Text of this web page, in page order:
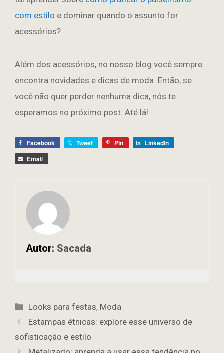
com estilo e dominar quando o assunto for
acessórios?
Além dos acessórios, no nosso blog você sempre
encontra novidades e dicas de moda. Então, se
você não quer perder nenhuma dica, nós te
esperamos no próximo post. Até lá!
Facebook Tweet Pin
LinkedIn
Email
Autor: Sacada
Categorias
Looks para festas, Moda
Estampas étnicas: explore esse universo de
sofisticação e estilo